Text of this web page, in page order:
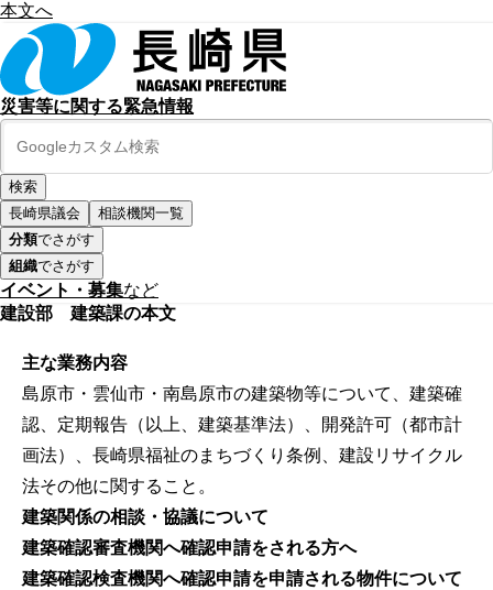
本文へ
災害等に関する緊急情報
長崎県議会
相談機関一覧
分類でさがす
組織でさがす
イベント・募集など
建設部 建築課の本文
主な業務内容
島原市・雲仙市・南島原市の建築物等について、建築確
認、定期報告（以上、建築基準法）、開発許可（都市計
画法）、長崎県福祉のまちづくり条例、建設リサイクル
法その他に関すること。
建築関係の相談・協議について
建築確認審査機関へ確認申請をされる方へ
建築確認検査機関へ確認申請を申請される物件について